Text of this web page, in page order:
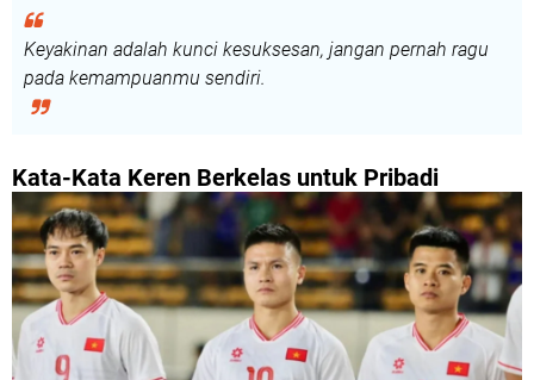
Keyakinan adalah kunci kesuksesan, jangan pernah ragu
pada kemampuanmu sendiri.
Kata-Kata Keren Berkelas untuk Pribadi